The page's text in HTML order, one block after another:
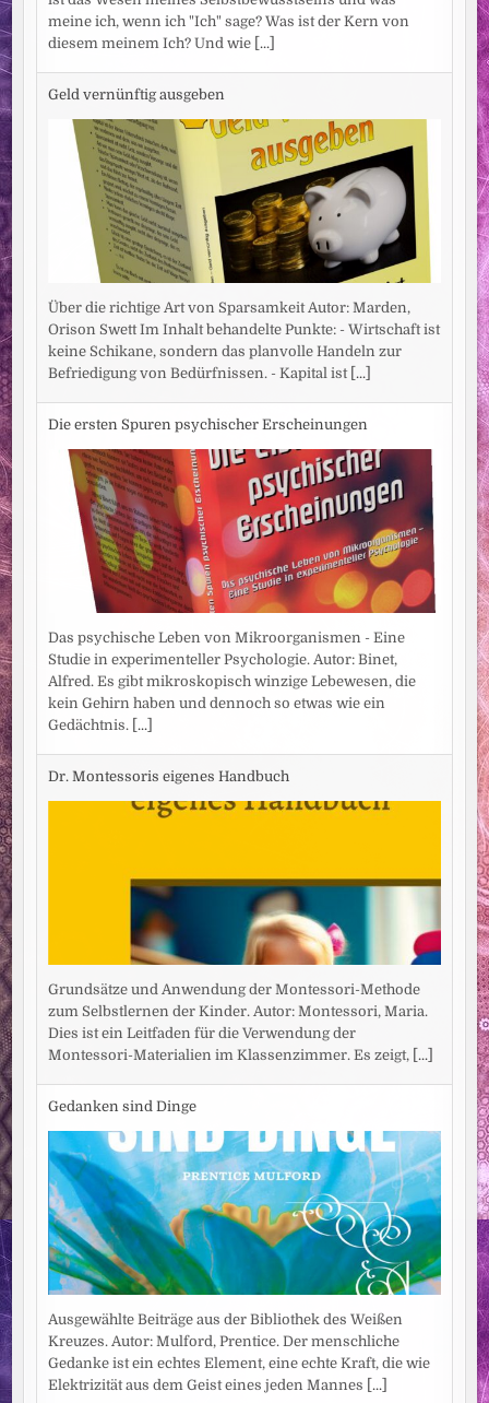
meine ich, wenn ich "Ich" sage? Was ist der Kern von
diesem meinem Ich? Und wie [...]
Geld vernünftig ausgeben
Über die richtige Art von Sparsamkeit Autor: Marden,
Orison Swett Im Inhalt behandelte Punkte: - Wirtschaft ist
keine Schikane, sondern das planvolle Handeln zur
Befriedigung von Bedürfnissen. - Kapital ist [...]
Die ersten Spuren psychischer Erscheinungen
Das psychische Leben von Mikroorganismen - Eine
Studie in experimenteller Psychologie. Autor: Binet,
Alfred. Es gibt mikroskopisch winzige Lebewesen, die
kein Gehirn haben und dennoch so etwas wie ein
Gedächtnis.
[...]
Dr. Montessoris eigenes Handbuch
Grundsätze und Anwendung der Montessori-Methode
zum Selbstlernen der Kinder. Autor: Montessori, Maria.
Dies ist ein Leitfaden für die Verwendung der
Montessori-Materialien im Klassenzimmer. Es zeigt,
[...]
Gedanken sind Dinge
Ausgewählte Beiträge aus der Bibliothek des Weißen
Kreuzes. Autor: Mulford, Prentice. Der menschliche
Gedanke ist ein echtes Element, eine echte Kraft, die wie
Elektrizität aus dem Geist eines jeden Mannes
[...]